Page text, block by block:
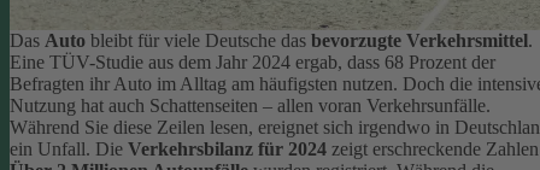
Das Auto bleibt für viele Deutsche das bevorzugte Verkehrsmittel.
Eine TÜV-Studie aus dem Jahr 2024 ergab, dass 68 Prozent der
Befragten ihr Auto im Alltag am häufigsten nutzen. Doch die
Nutzung hat auch Schattenseiten – allen voran Verkehrsunfälle.
Während Sie diese Zeilen lesen, ereignet sich irgendwo in
ein Unfall. Die Verkehrsbilanz für 2024 zeigt erschreckende